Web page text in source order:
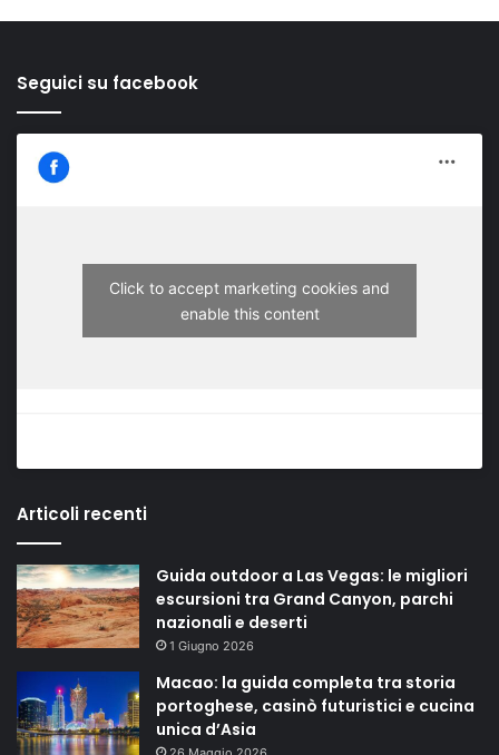
Seguici su facebook
Click to accept marketing cookies and
enable this content
Articoli recenti
Guida outdoor a Las Vegas: le migliori
escursioni tra Grand Canyon, parchi
nazionali e deserti
1 Giugno 2026
Macao: la guida completa tra storia
portoghese, casinò futuristici e cucina
unica d’Asia